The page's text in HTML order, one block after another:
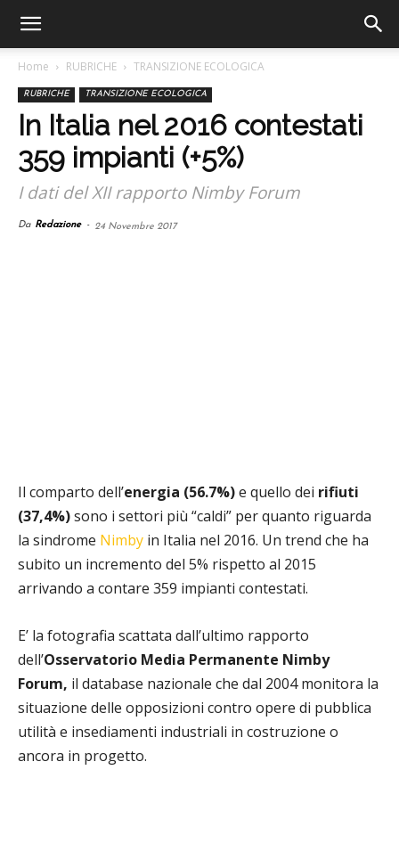
Home RUBRICHE TRANSIZIONE ECOLOGICA
RUBRICHE TRANSIZIONE ECOLOGICA
In Italia nel 2016 contestati
359 impianti (+5%)
I dati del XII rapporto Nimby Forum
Da Redazione - 24 Novembre 2017
Il comparto dell’energia (56.7%)e quello dei rifiuti
(37,4%)sono i settori più “caldi” per quanto riguarda
la sindrome Nimby in Italia nel 2016. Un trend che ha
subito un incremento del 5% rispetto al 2015
arrivando a contare 359 impianti contestati.
E’ la fotografia scattata dall’ultimo rapporto
dell’Osservatorio Media Permanente Nimby
Forum, il database nazionale che dal 2004 monitora la
situazione delle opposizioni contro opere di pubblica
utilità e insediamenti industriali in costruzione o
ancora in progetto.